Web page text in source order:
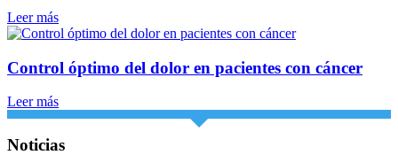
Leer más
Control óptimo del dolor en pacientes con cáncer
Leer más
Noticias